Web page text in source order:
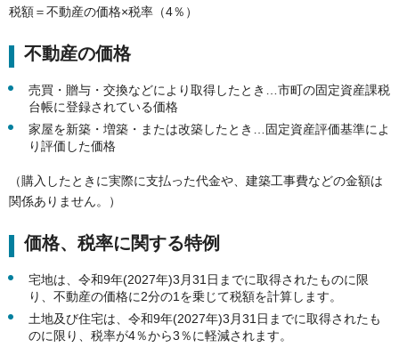
税額＝不動産の価格×税率（4％）
不動産の価格
売買・贈与・交換などにより取得したとき…市町の固定資産課税
台帳に登録されている価格
家屋を新築・増築・または改築したとき…固定資産評価基準によ
り評価した価格
（購入したときに実際に支払った代金や、建築工事費などの金額は
関係ありません。）
価格、税率に関する特例
宅地は、令和9年(2027年)3月31日までに取得されたものに限
り、不動産の価格に2分の1を乗じて税額を計算します。
土地及び住宅は、令和9年(2027年)3月31日までに取得されたも
のに限り、税率が4％から3％に軽減されます。